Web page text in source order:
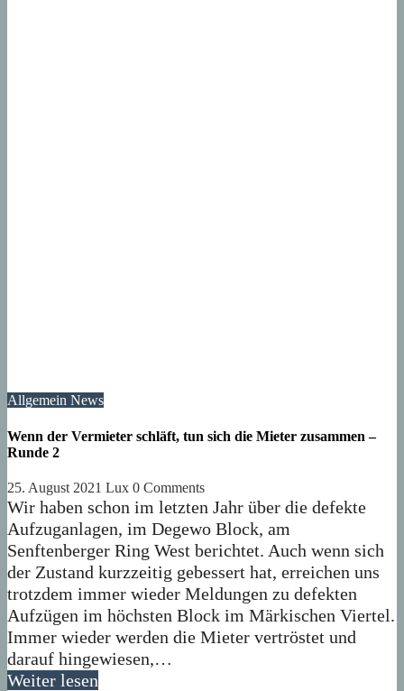
Allgemein News
Wenn der Vermieter schläft, tun sich die Mieter zusammen –
Runde 2
25. August 2021 Lux 0 Comments
Wir haben schon im letzten Jahr über die defekte
Aufzuganlagen, im Degewo Block, am
Senftenberger Ring West berichtet. Auch wenn sich
der Zustand kurzzeitig gebessert hat, erreichen uns
trotzdem immer wieder Meldungen zu defekten
Aufzügen im höchsten Block im Märkischen Viertel.
Immer wieder werden die Mieter vertröstet und
darauf hingewiesen,…
Weiter lesen